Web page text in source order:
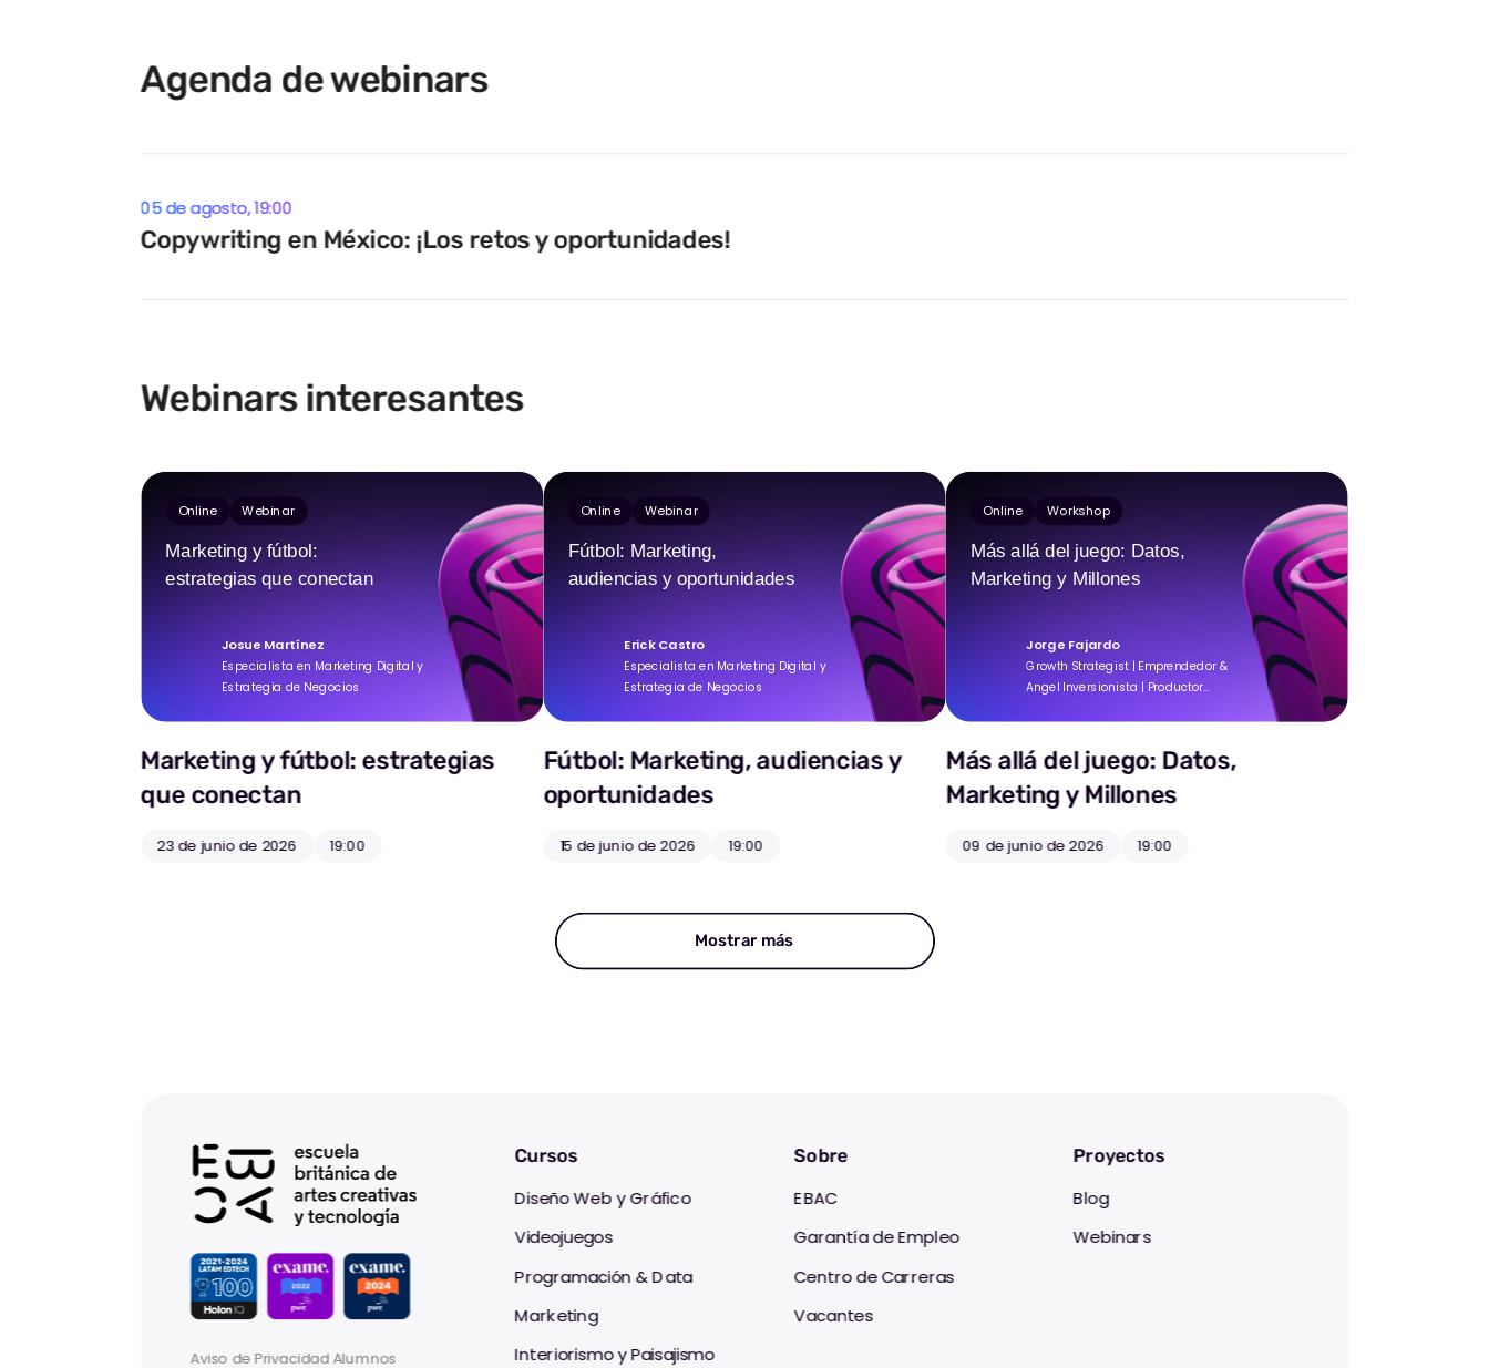
Agenda de webinars
05 de agosto, 19:00
Copywriting en México: ¡Los retos y oportunidades!
Webinars interesantes
Online Webinar
Marketing y fútbol:
estrategias que conectan
Josue Martínez
Especialista en Marketing Digital y
Estrategia de Negocios
Marketing y fútbol: estrategias
que conectan
23 de junio de 2026 19:00
Online Webinar
Fútbol: Marketing,
audiencias y oportunidades
Erick Castro
Especialista en Marketing Digital y
Estrategia de Negocios
Fútbol: Marketing, audiencias y
oportunidades
15 de junio de 2026 19:00
Online Workshop
Más allá del juego: Datos,
Marketing y Millones
Jorge Fajardo
Growth Strategist | Emprendedor &
Angel Inversionista | Productor
Más allá del juego: Datos,
Marketing y Millones
09 de junio de 2026 19:00
Mostrar más
Aviso de Privacidad Alumnos
Cursos
Diseño Web y Gráfico
Videojuegos
Programación & Data
Marketing
Interiorismo y Paisajismo
Sobre
EBAC
Garantía de Empleo
Centro de Carreras
Vacantes
Proyectos
Blog
Webinars